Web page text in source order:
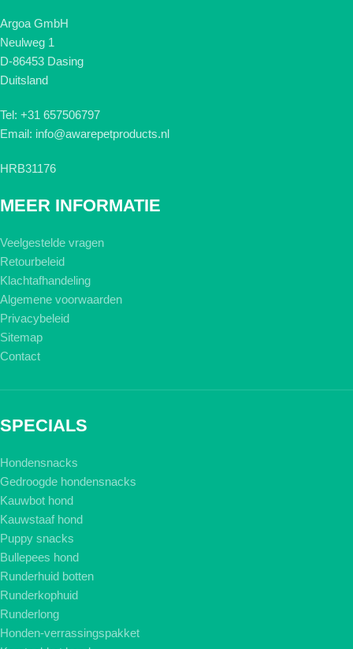
Argoa GmbH
Neulweg 1
D-86453 Dasing
Duitsland
Tel: +31 657506797
Email: info@awarepetproducts.nl
HRB31176
MEER INFORMATIE
Veelgestelde vragen
Retourbeleid
Klachtafhandeling
Algemene voorwaarden
Privacybeleid
Sitemap
Contact
SPECIALS
Hondensnacks
Gedroogde hondensnacks
Kauwbot hond
Kauwstaaf hond
Puppy snacks
Bullepees hond
Runderhuid botten
Runderkophuid
Runderlong
Honden-verrassingspakket